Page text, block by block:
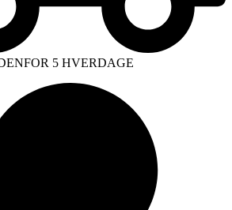
5 HVERDAGE